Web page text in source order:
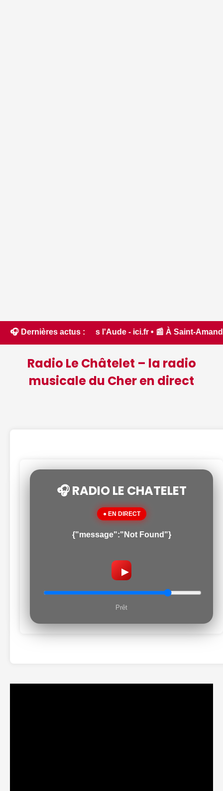
🎧 Dernières actus :
l'Aude - ici.fr • 📰 À Saint-Amand-Montrond, les
Radio Le Châtelet – la radio
musicale du Cher en direct
🎧 RADIO LE CHATELET
● EN DIRECT
{"message":"Not Found"}
▶
Prêt